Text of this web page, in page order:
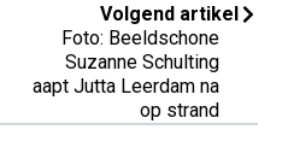
Volgend artikel
Foto: Beeldschone
Suzanne Schulting
aapt Jutta Leerdam na
op strand